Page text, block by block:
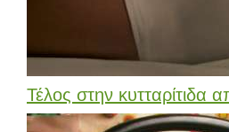
Τέλος στην κυτταρίτιδα